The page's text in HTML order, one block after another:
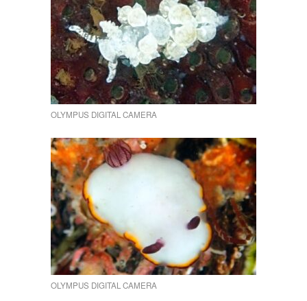
OLYMPUS DIGITAL CAMERA
OLYMPUS DIGITAL CAMERA